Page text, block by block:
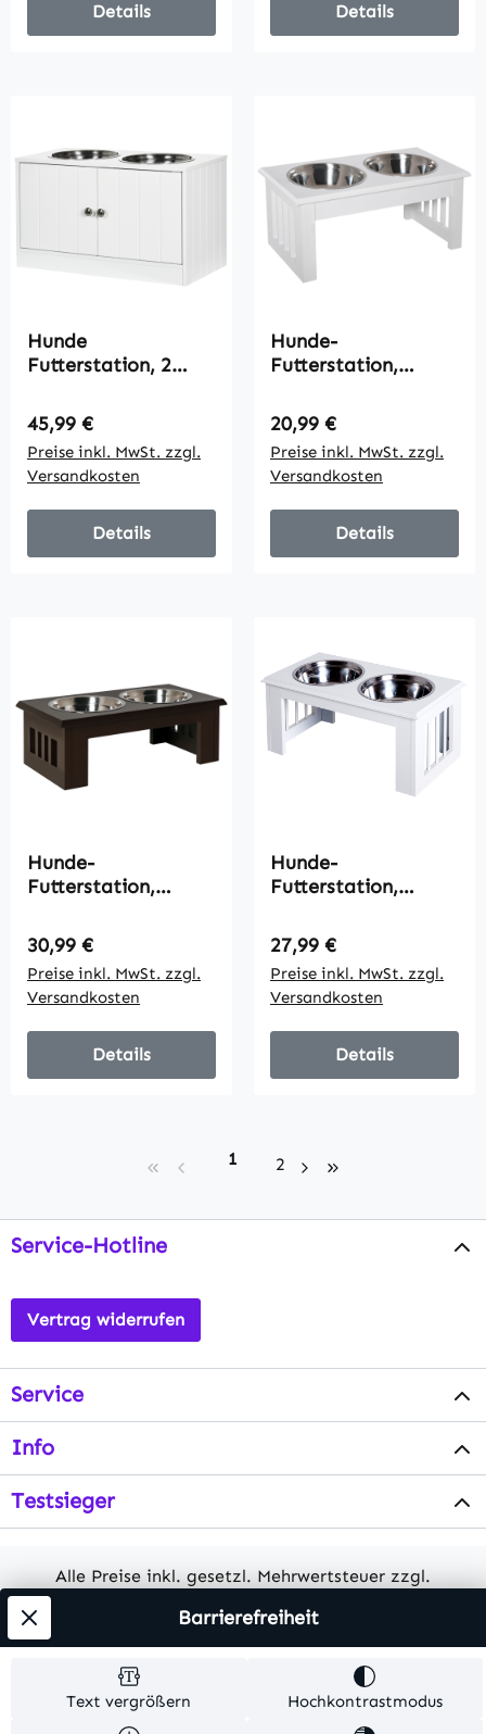
Details Details
Hunde
Futterstation, 2
Schrankfach 44L
Kapazität,
Magnettüren, weiß,
60x30x35,5 cm
Regulärer Preis:
45,99 €
Preise inkl. MwSt. zzgl.
Versandkosten
Details
Hunde-
Futterstation,
15cm, Weiß, 0,9L
pro Napf
Regulärer Preis:
20,99 €
Preise inkl. MwSt. zzgl.
Versandkosten
Details
Hunde-
Futterstation,
30,5 x 25,4cm, Grau,
2L pro Napf
Regulärer Preis:
30,99 €
Preise inkl. MwSt. zzgl.
Versandkosten
Details
Hunde-
Futterstation,
30,5 x 25,4cm, Weiß,
2L pro Napf
Regulärer Preis:
27,99 €
Preise inkl. MwSt. zzgl.
Versandkosten
Details
Seite
1 Seite
2
Service-Hotline
Vertrag widerrufen
Service
Info
Testsieger
Alle Preise inkl. gesetzl. Mehrwertsteuer zzgl.
Herstellerangaben und ohne Gewähr.
© 2026 MKV24 – Alle Rechte vorbehalten. Theme by
Text vergrößern Hochkontrastmodus
Barrierefreiheit